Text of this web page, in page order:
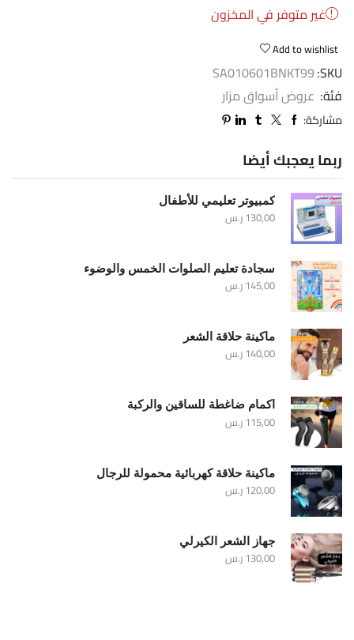
غير متوفر في المخزون
Add to wishlist
SKU:
SA010601BNKT99
فئة: عروض أسواق مزار
مشاركة:
ربما يعجبك أيضا
كمبيوتر تعليمي للأطفال
130,00ر.س
سجادة تعليم الصلوات الخمس والوضوء
145,00ر.س
ماكينة حلاقة الشعر
140,00ر.س
اكمام ضاغطة للساقين والركبة
115,00ر.س
ماكينة حلاقة كهربائية محمولة للرجال
120,00ر.س
جهاز الشعر الكيرلي
130,00ر.س